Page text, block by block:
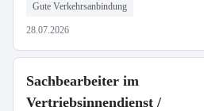
Gute Verkehrsanbindung
28.07.2026
Sachbearbeiter im
Vertriebsinnendienst /